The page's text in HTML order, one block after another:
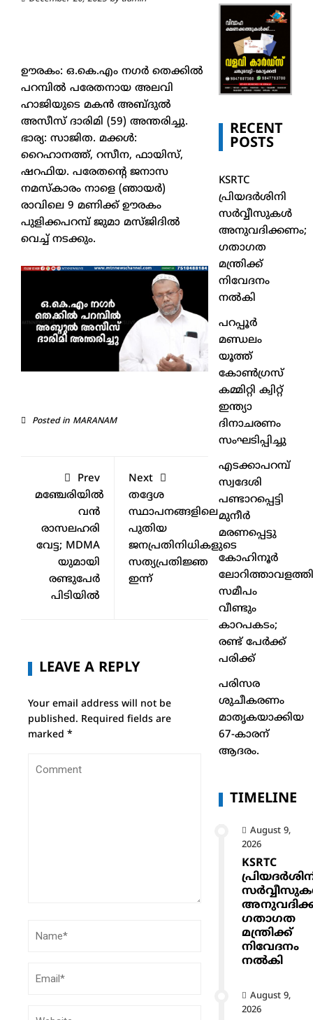
ഊരകം: ഒ.കെ.എം നഗർ തെക്കിൽ
പറമ്പിൽ പരേതനായ അലവി
ഹാജിയുടെ മകൻ അബ്ദുൽ
അസീസ് ദാരിമി (59) അന്തരിച്ചു.
ഭാര്യ: സാജിത. മക്കൾ:
റൈഹാനത്ത്, റസീന, ഫായിസ്,
ഷറഫിയ. പരേതന്റെ ജനാസ
നമസ്‌കാരം നാളെ (ഞായർ)
രാവിലെ 9 മണിക്ക് ഊരകം
പുളിക്കപറമ്പ് ജുമാ മസ്ജിദിൽ
വെച്ച് നടക്കും.
Posted in MARANAM
Prev
മഞ്ചേരിയിൽ
വൻ
രാസലഹരി
വേട്ട; MDMA
യുമായി
രണ്ടുപേർ
പിടിയിൽ
Next
തദ്ദേശ
സ്ഥാപനങ്ങളിലെ
പുതിയ
ജനപ്രതിനിധികളുടെ
സത്യപ്രതിജ്ഞ
ഇന്ന്
LEAVE A REPLY
Your email address will not be
published. Required fields are
marked *
RECENT
POSTS
KSRTC
പ്രിയദർശിനി
സർവ്വീസുകൾ
അനുവദിക്കണം;
ഗതാഗത
മന്ത്രിക്ക്
നിവേദനം
നൽകി
പറപ്പൂർ
മണ്ഡലം
യൂത്ത്
കോൺഗ്രസ്
കമ്മിറ്റി ക്വിറ്റ്
ഇന്ത്യാ
ദിനാചരണം
സംഘടിപ്പിച്ചു
എടക്കാപറമ്പ്
സ്വദേശി
പണ്ടാറപ്പെട്ടി
മുനീർ
മരണപ്പെട്ടു
കോഹിനൂർ
സമീപം
വീണ്ടും
കാറപകടം;
രണ്ട് പേർക്ക്
പരിക്ക്
പരിസര
ശുചീകരണം
മാതൃകയാക്കിയ
67-കാരന്
ആദരം.
TIMELINE
August 9,
2026
KSRTC
ഗതാഗത
മന്ത്രിക്ക്
നിവേദനം
നൽകി
August 9,
2026